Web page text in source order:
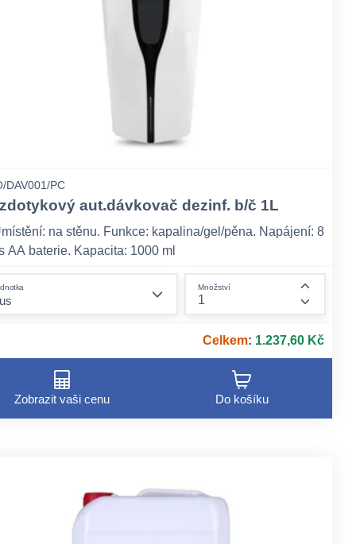
DAV001/PC
aut.dávkovač dezinf. b/č 1L
na stěnu. Funkce: kapalina/gel/pěna. Napájení: 8
AA baterie. Kapacita: 1000 ml
Množství
Celkem: 1.237,60 Kč
Zobrazit vaši cenu Do košíku